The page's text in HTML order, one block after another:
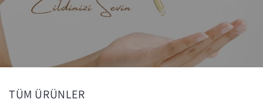
TÜM ÜRÜNLER